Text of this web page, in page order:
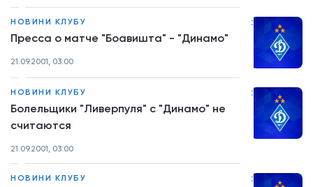
:
НОВИНИ КЛУБУ
Пресса о матче "Боавишта" - "Динамо"
21.09.2001, 03:00
:
НОВИНИ КЛУБУ
Болельщики "Ливерпуля" с "Динамо" не
считаются
21.09.2001, 03:00
:
НОВИНИ КЛУБУ